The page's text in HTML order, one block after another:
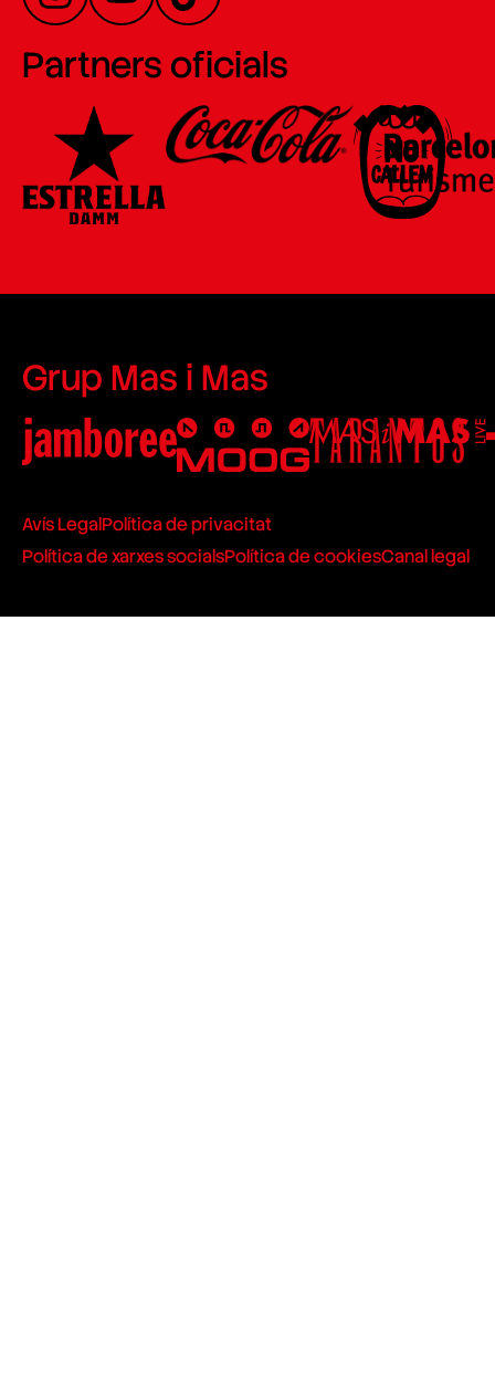
Partners oficials
Grup Mas i Mas
Avís LegalPolítica de privacitat
Política de xarxes socialsPolítica de cookiesCanal legal